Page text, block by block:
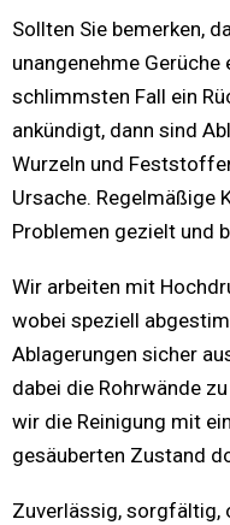
Sollten Sie bemerken,
unangenehme
schlimmsten Fall ein
ankündigt, dann sind
Wurzeln und
Ursache. Regelmäßige
Problemen gezielt und
Wir arbeiten mit
wobei speziell
Ablagerungen sicher
dabei die Rohrwände
wir die Reinigung mit
gesäuberten Zustand
Zuverlässig, sorgfältig,